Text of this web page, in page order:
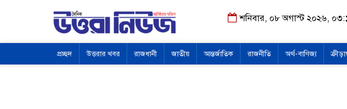
শনিবার, ০৮ অগাস্ট ২০২৬,
প্রচ্ছদ উত্তরার খবর রাজধানী জাতীয় আন্তর্জাতিক রাজনীতি অর্থ-বাণিজ্য